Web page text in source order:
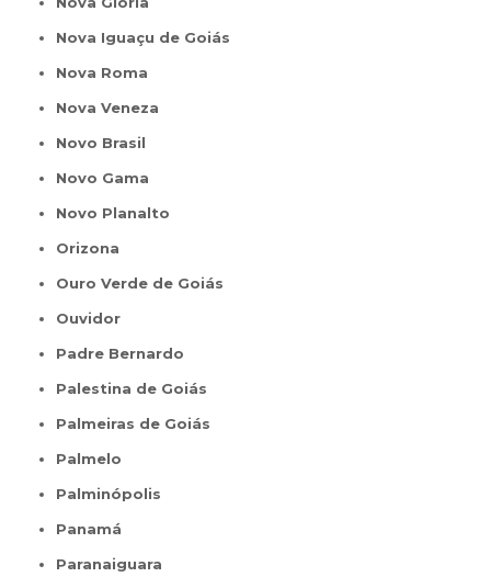
Nova Iguaçu de Goiás
Nova Roma
Nova Veneza
Novo Brasil
Novo Gama
Novo Planalto
Orizona
Ouro Verde de Goiás
Ouvidor
Padre Bernardo
Palestina de Goiás
Palmeiras de Goiás
Palmelo
Palminópolis
Panamá
Paranaiguara